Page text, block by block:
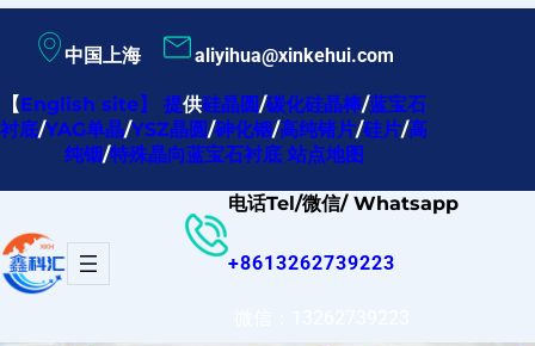
内
容
中国上海 aliyihua@xinkehui.com
【English site】提供硅晶圆/碳化硅晶棒/蓝宝石
衬底/YAG单晶/YSZ晶圆/砷化铟/高纯锗片/硅片/高
纯铟/特殊晶向蓝宝石衬底 站点地图
电话Tel/微信/ Whatsapp
+8613262739223